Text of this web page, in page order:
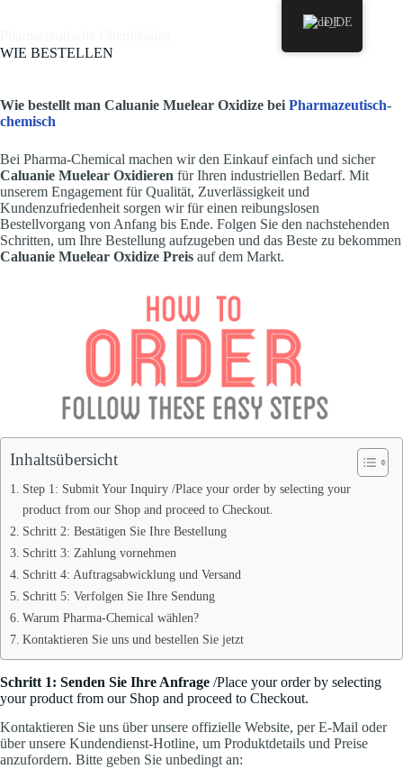
WIE BESTELLEN
Wie bestellt man Caluanie Muelear Oxidize bei Pharmazeutisch-
chemisch
Bei Pharma-Chemical machen wir den Einkauf einfach und sicher
Caluanie Muelear Oxidieren für Ihren industriellen Bedarf. Mit
unserem Engagement für Qualität, Zuverlässigkeit und
Kundenzufriedenheit sorgen wir für einen reibungslosen
Bestellvorgang von Anfang bis Ende. Folgen Sie den nachstehenden
Schritten, um Ihre Bestellung aufzugeben und das Beste zu bekommen
Caluanie Muelear Oxidize Preis auf dem Markt.
Inhaltsübersicht
Step 1: Submit Your Inquiry /Place your order by selecting your
product from our Shop and proceed to Checkout.
Schritt 2: Bestätigen Sie Ihre Bestellung
Schritt 3: Zahlung vornehmen
Schritt 4: Auftragsabwicklung und Versand
Schritt 5: Verfolgen Sie Ihre Sendung
Warum Pharma-Chemical wählen?
Kontaktieren Sie uns und bestellen Sie jetzt
Schritt 1: Senden Sie Ihre Anfrage /Place your order by selecting
your product from our Shop and proceed to Checkout.
Kontaktieren Sie uns über unsere offizielle Website, per E-Mail oder
über unsere Kundendienst-Hotline, um Produktdetails und Preise
anzufordern. Bitte geben Sie unbedingt an:
DE